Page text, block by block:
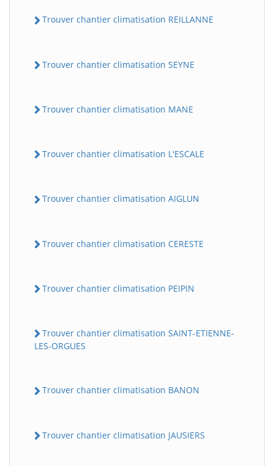
Trouver chantier climatisation REILLANNE
Trouver chantier climatisation SEYNE
Trouver chantier climatisation MANE
Trouver chantier climatisation L'ESCALE
Trouver chantier climatisation AIGLUN
Trouver chantier climatisation CERESTE
Trouver chantier climatisation PEIPIN
Trouver chantier climatisation SAINT-ETIENNE-
LES-ORGUES
Trouver chantier climatisation BANON
Trouver chantier climatisation JAUSIERS